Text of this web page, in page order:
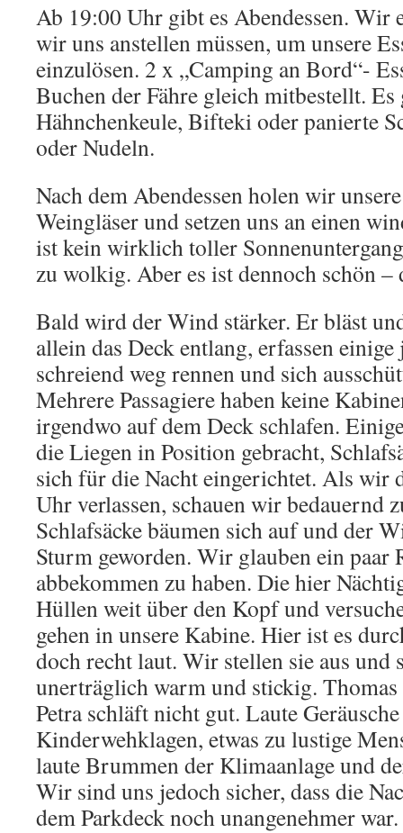
Ab 19:00 Uhr gibt es Abendessen. Wir
wir uns anstellen müssen, um unsere
einzulösen. 2 x „Camping an Bord“-
Buchen der Fähre gleich mitbestellt.
Hähnchenkeule, Bifteki oder panierte
oder Nudeln.
Nach dem Abendessen holen wir
Weingläser und setzen uns an einen
ist kein wirklich toller
zu wolkig. Aber es ist dennoch schön
Bald wird der Wind stärker. Er bläst
allein das Deck entlang, erfassen
schreiend weg rennen und sich
Mehrere Passagiere haben keine
irgendwo auf dem Deck schlafen.
die Liegen in Position gebracht,
sich für die Nacht eingerichtet. Als wir
Uhr verlassen, schauen wir bedauernd
Schlafsäcke bäumen sich auf und der
Sturm geworden. Wir glauben ein paar
abbekommen zu haben. Die hier
Hüllen weit über den Kopf und
gehen in unsere Kabine. Hier ist es
doch recht laut. Wir stellen sie aus und
unerträglich warm und stickig.
Petra schläft nicht gut. Laute
Kinderwehklagen, etwas zu lustige
laute Brummen der Klimaanlage und
Wir sind uns jedoch sicher, dass die
dem Parkdeck noch unangenehmer war.